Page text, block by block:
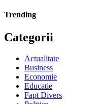
Trending
Categorii
Actualitate
Business
Economie
Educatie
Fapt Divers